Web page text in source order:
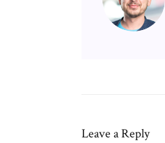
Leave a Reply